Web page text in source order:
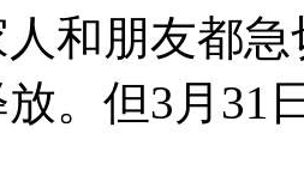
和朋友都
。但3月31